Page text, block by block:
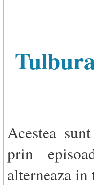
Acestea
prin
alterneaza